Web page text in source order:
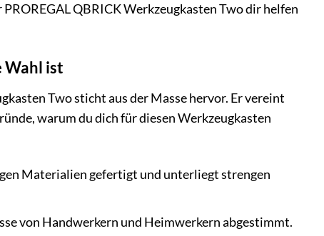
QBRICK Werkzeugkasten Two dir helfen
Wahl ist
Two sticht aus der Masse hervor. Er vereint
warum du dich für diesen Werkzeugkasten
Materialien gefertigt und unterliegt strengen
von Handwerkern und Heimwerkern abgestimmt.